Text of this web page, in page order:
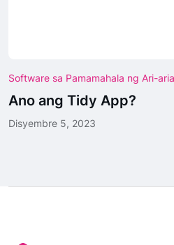
Software sa Pamamahala ng Ari-
Ano ang Tidy App?
Disyembre 5, 2023